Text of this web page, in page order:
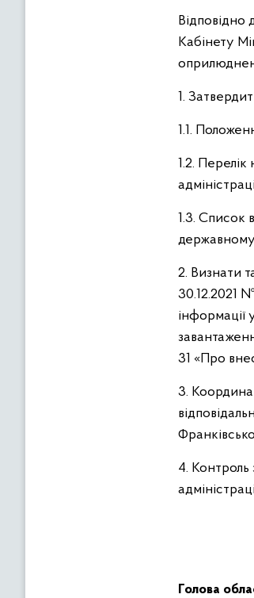
Відповідно
Кабінету
1.
1.1.
1.2.
1.3. Список
державному
2. Визнати
30.12.2021
інформації
31 «Про
3.
4. Контроль
Голова